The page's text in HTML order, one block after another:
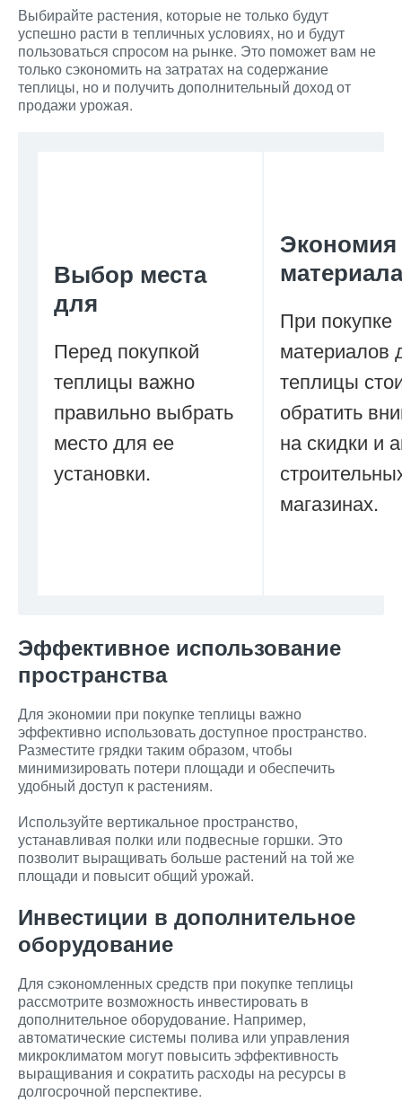
Выбирайте растения, которые не только будут
успешно расти в тепличных условиях, но и будут
пользоваться спросом на рынке. Это поможет вам не
только сэкономить на затратах на содержание
теплицы, но и получить дополнительный доход от
продажи урожая.
Выбор места
для
Перед покупкой
теплицы важно
правильно выбрать
место для ее
установки.
Экономия
При покупке
материалов
теплицы
обратить
на скидки и
магазинах.
Эффективное использование
пространства
Для экономии при покупке теплицы важно
эффективно использовать доступное пространство.
Разместите грядки таким образом, чтобы
минимизировать потери площади и обеспечить
удобный доступ к растениям.
Используйте вертикальное пространство,
устанавливая полки или подвесные горшки. Это
позволит выращивать больше растений на той же
площади и повысит общий урожай.
Инвестиции в дополнительное
оборудование
Для сэкономленных средств при покупке теплицы
рассмотрите возможность инвестировать в
дополнительное оборудование. Например,
автоматические системы полива или управления
микроклиматом могут повысить эффективность
выращивания и сократить расходы на ресурсы в
долгосрочной перспективе.